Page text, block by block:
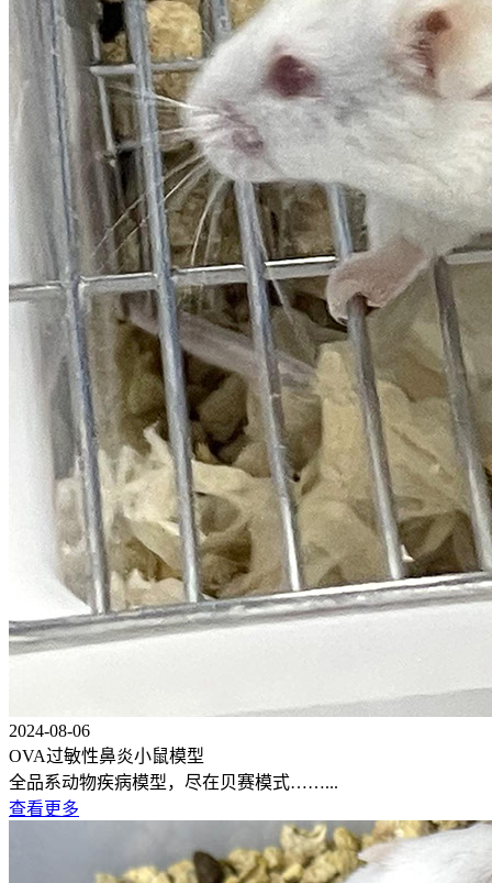
2024-08-06
OVA过敏性鼻炎小鼠模型
全品系动物疾病模型，尽在贝赛模式……...
查看更多